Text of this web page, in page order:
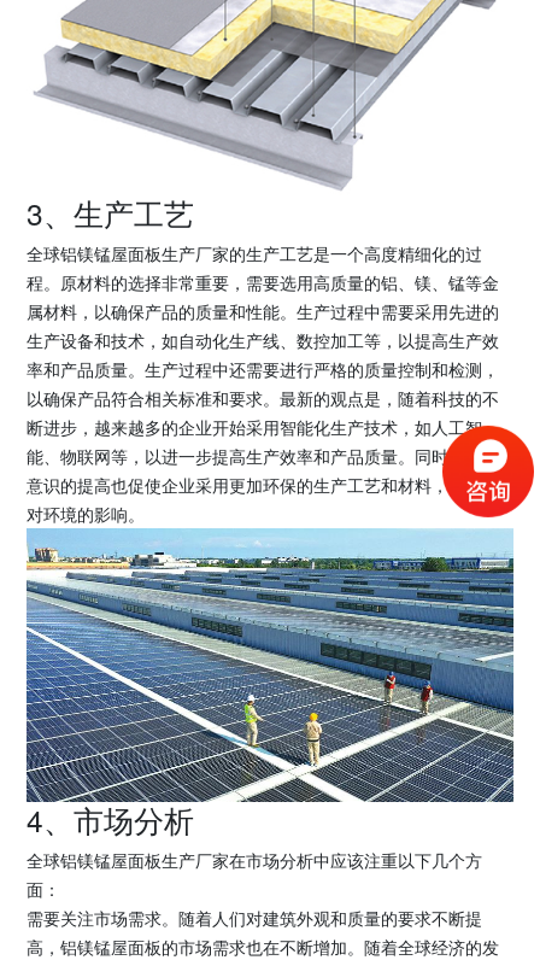
3、生产工艺
全球铝镁锰屋面板生产厂家的生产工艺是一个高度精细化的过
程。原材料的选择非常重要，需要选用高质量的铝、镁、锰等金
属材料，以确保产品的质量和性能。生产过程中需要采用先进的
生产设备和技术，如自动化生产线、数控加工等，以提高生产效
率和产品质量。生产过程中还需要进行严格的质量控制和检测，
以确保产品符合相关标准和要求。最新的观点是，随着科技的不
断进步，越来越多的企业开始采用智能化生产技术，如人工智
能、物联网等，以进一步提高生产效率和产品质量。同时，环保
意识的提高也促使企业采用更加环保的生产工艺和材料，以减少
对环境的影响。
4、市场分析
全球铝镁锰屋面板生产厂家在市场分析中应该注重以下几个方
面：
需要关注市场需求。随着人们对建筑外观和质量的要求不断提
高，铝镁锰屋面板的市场需求也在不断增加。随着全球经济的发